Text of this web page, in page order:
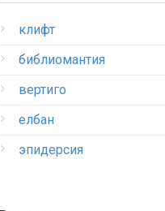
клифт
библиомантия
вертиго
елбан
эпидерсия